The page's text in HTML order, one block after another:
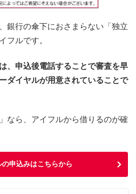
銀行の傘下におさまらない「独立
フルです。
、申込後電話することで審査を早
ダイヤルが用意されていることで
なら、アイフルから借りるのが確
の申込みはこちらから